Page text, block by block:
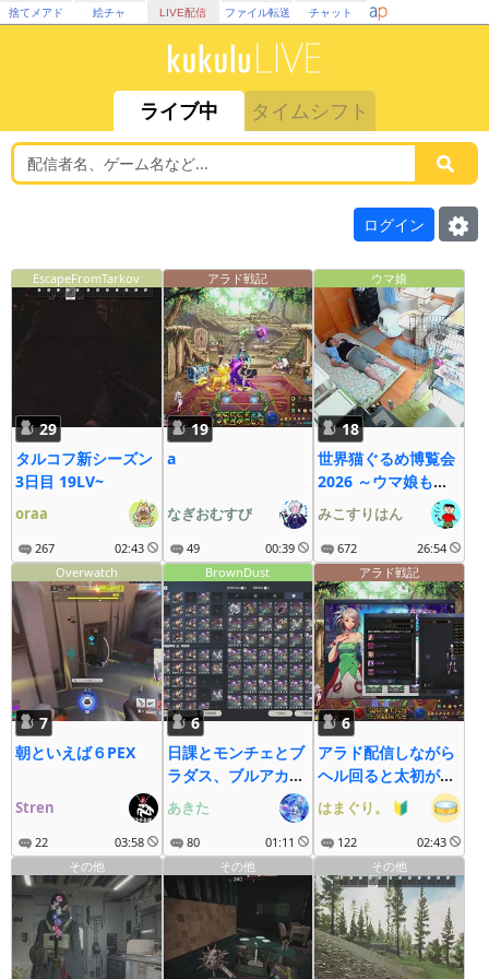
捨てメアド 絵チャ LIVE配信 ファイル転送 チャット
ライブ中 タイムシフト
ログイン
EscapeFromTarkov
29
タルコフ新シーズン
3日目 19LV~
oraa
267 02:43
アラド戦記
19
a
なぎおむすび
49 00:39
ウマ娘
18
世界猫ぐるめ博覧会
2026 ～ウマ娘も大
疾走にゃ～
みこすりはん
672
26:54
Overwatch
7
朝といえば６PEX
Stren
22 03:58
BrownDust
6
日課とモンチェとブ
ラダス、ブルアカ、
クルスタガチャ
あきた
80 01:11
アラド戦記
6
アラド配信しながら
ヘル回ると太初が出
ると聞いて。
はまぐり。 🔰
122
02:43
その他
その他 その他